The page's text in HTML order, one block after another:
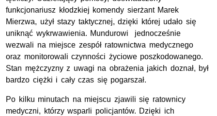
funkcjonariusz kłodzkiej komendy sierżant Marek
Mierzwa, użył stazy taktycznej, dzięki której udało się
uniknąć wykrwawienia. Mundurowi jednocześnie
wezwali na miejsce zespół ratownictwa medycznego
oraz monitorowali czynności życiowe poszkodowanego.
Stan mężczyzny z uwagi na obrażenia jakich doznał, był
bardzo ciężki i cały czas się pogarszał.
Po kilku minutach na miejscu zjawili się ratownicy
medyczni, którzy wsparli policjantów. Dzięki ich